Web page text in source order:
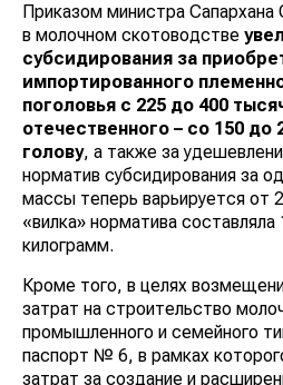
Приказом министра Сапархана
в молочном скотоводстве
субсидирования за
импортированного
поголовья с 225 до 400
отечественного – со 150 до
голову, а также за
норматив субсидирования за
массы теперь варьируется от
«вилка» норматива составляла
килограмм.
Кроме того, в целях
затрат на строительство
промышленного и семейного
паспорт № 6, в рамках
затрат за создание и